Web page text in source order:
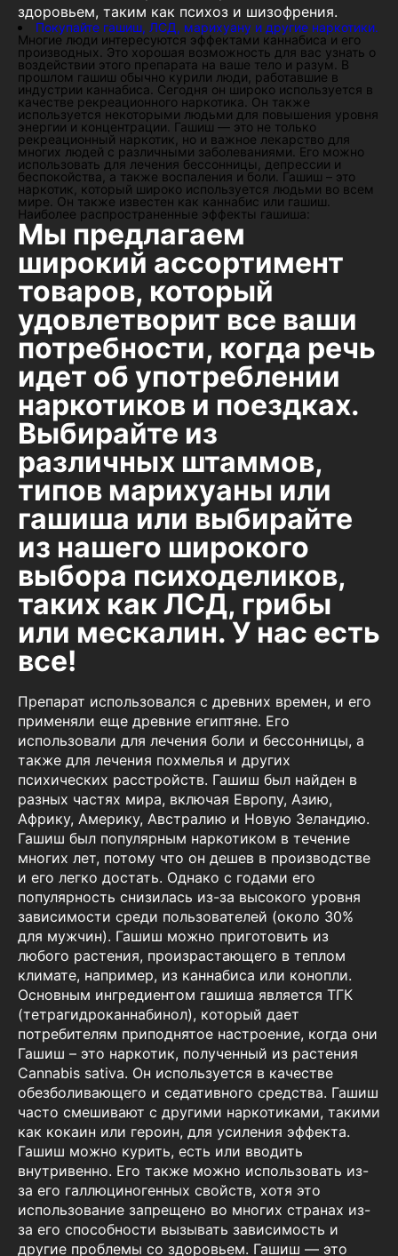
здоровьем, таким как психоз и шизофрения.
Покупайте гашиш, ЛСД, марихуану и другие наркотики.
Многие люди интересуются эффектами каннабиса и его
производных. Это хорошая возможность для вас узнать о
воздействии этого препарата на ваше тело и разум. В
прошлом гашиш обычно курили люди, работавшие в
индустрии каннабиса. Сегодня он широко используется в
качестве рекреационного наркотика. Он также
используется некоторыми людьми для повышения уровня
энергии и концентрации. Гашиш — это не только
рекреационный наркотик, но и важное лекарство для
многих людей с различными заболеваниями. Его можно
использовать для лечения бессонницы, депрессии и
беспокойства, а также воспаления и боли. Гашиш – это
наркотик, который широко используется людьми во всем
мире. Он также известен как каннабис или гашиш.
Наиболее распространенные эффекты гашиша:
Мы предлагаем
широкий ассортимент
товаров, который
удовлетворит все ваши
потребности, когда речь
идет об употреблении
наркотиков и поездках.
Выбирайте из
различных штаммов,
типов марихуаны или
гашиша или выбирайте
из нашего широкого
выбора психоделиков,
таких как ЛСД, грибы
или мескалин. У нас есть
все!
Препарат использовался с древних времен, и его
применяли еще древние египтяне. Его
использовали для лечения боли и бессонницы, а
также для лечения похмелья и других
психических расстройств. Гашиш был найден в
разных частях мира, включая Европу, Азию,
Африку, Америку, Австралию и Новую Зеландию.
Гашиш был популярным наркотиком в течение
многих лет, потому что он дешев в производстве
и его легко достать. Однако с годами его
популярность снизилась из-за высокого уровня
зависимости среди пользователей (около 30%
для мужчин). Гашиш можно приготовить из
любого растения, произрастающего в теплом
климате, например, из каннабиса или конопли.
Основным ингредиентом гашиша является ТГК
(тетрагидроканнабинол), который дает
потребителям приподнятое настроение, когда они
Гашиш – это наркотик, полученный из растения
Cannabis sativa. Он используется в качестве
обезболивающего и седативного средства. Гашиш
часто смешивают с другими наркотиками, такими
как кокаин или героин, для усиления эффекта.
Гашиш можно курить, есть или вводить
внутривенно. Его также можно использовать из-
за его галлюциногенных свойств, хотя это
использование запрещено во многих странах из-
за его способности вызывать зависимость и
другие проблемы со здоровьем. Гашиш — это